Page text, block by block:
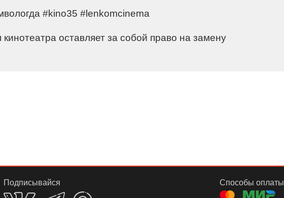
#kino35 #lenkomcinema⠀
оставляет за собой право на замену
Подписывайся Способы оплаты